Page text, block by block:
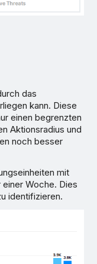
das
kann. Diese
einen begrenzten
Aktionsradius und
noch besser
mit
Woche. Dies
identifizieren.